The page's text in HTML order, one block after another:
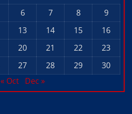
6 7 8
9
13 14 15
16
20 21 22
23
27 28 29
30
« Oct
Dec »